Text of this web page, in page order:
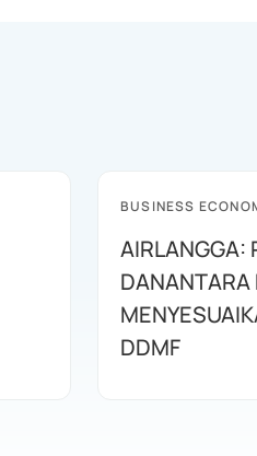
BUSINESS
AIRLANGGA:
DANANTARA
DDMF